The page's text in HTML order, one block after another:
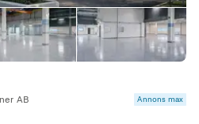
AB Annons max